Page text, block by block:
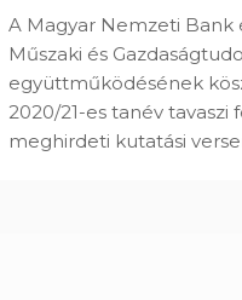
A Magyar Nemzeti Bank
Műszaki és
együttműködésének
2020/21-es tanév tavaszi
meghirdeti kutatási